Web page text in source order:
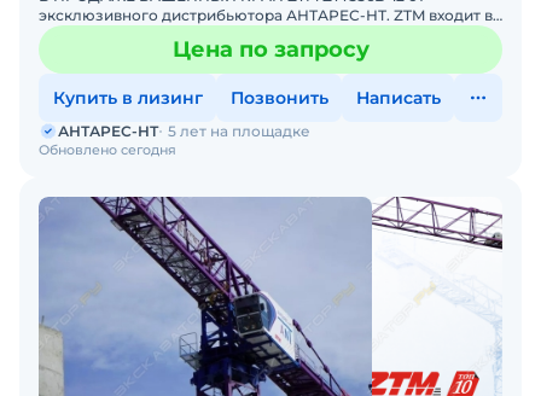
эксклюзивного дистрибьютора АНТАРЕС-НТ. ZTM входит в
ТОП-10 мировых производителей башенных кранов.
Комплектация кранЦена по запросу
Купить в лизинг Позвонить Написать
Обновлено сегодня
АНТАРЕС-НТ 5 лет на площадке